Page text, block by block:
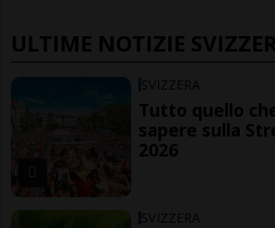
ULTIME NOTIZIE
SVIZZERA
Tutto quello
sapere sulla
2026
SVIZZERA